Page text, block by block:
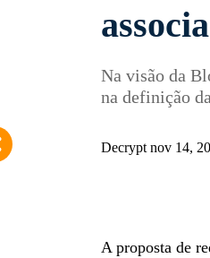
Na visão da
na definição
Decrypt nov 14,
A proposta de